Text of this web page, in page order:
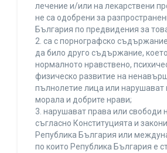
лечение и/или на лекарствени
не са одобрени за
България по предвидения за
2. са с порнографско
да било друго съдържание,
нормалното нравствено,
физическо развитие на
пълнолетие лица или нарушават
морала и добрите нрави;
3. нарушават права или свободи
съгласно Конституцията и
Република България или
по които Република България е